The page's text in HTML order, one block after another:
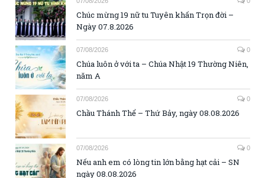
Chúc mừng 19 nữ tu Tuyên khấn Trọn đời –
Ngày 07.8.2026
07/08/2026 0
Chúa luôn ở với ta – Chúa Nhật 19 Thường Niên,
năm A
07/08/2026 0
Chầu Thánh Thể – Thứ Bảy, ngày 08.08.2026
07/08/2026 0
Nếu anh em có lòng tin lớn bằng hạt cải – SN
ngày 08.08.2026